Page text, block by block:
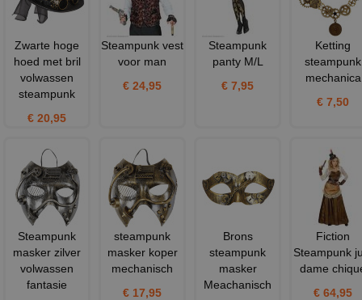
Zwarte hoge
hoed met bril
volwassen
steampunk
€ 20,95
Steampunk vest
voor man
€ 24,95
Steampunk
panty M/L
€ 7,95
Ketting
steampunk
mechanica
€ 7,50
Steampunk
masker zilver
volwassen
fantasie
steampunk
masker koper
mechanisch
€ 17,95
Brons
steampunk
masker
Meachanisch
Fiction
Steampunk
dame
€ 64,95